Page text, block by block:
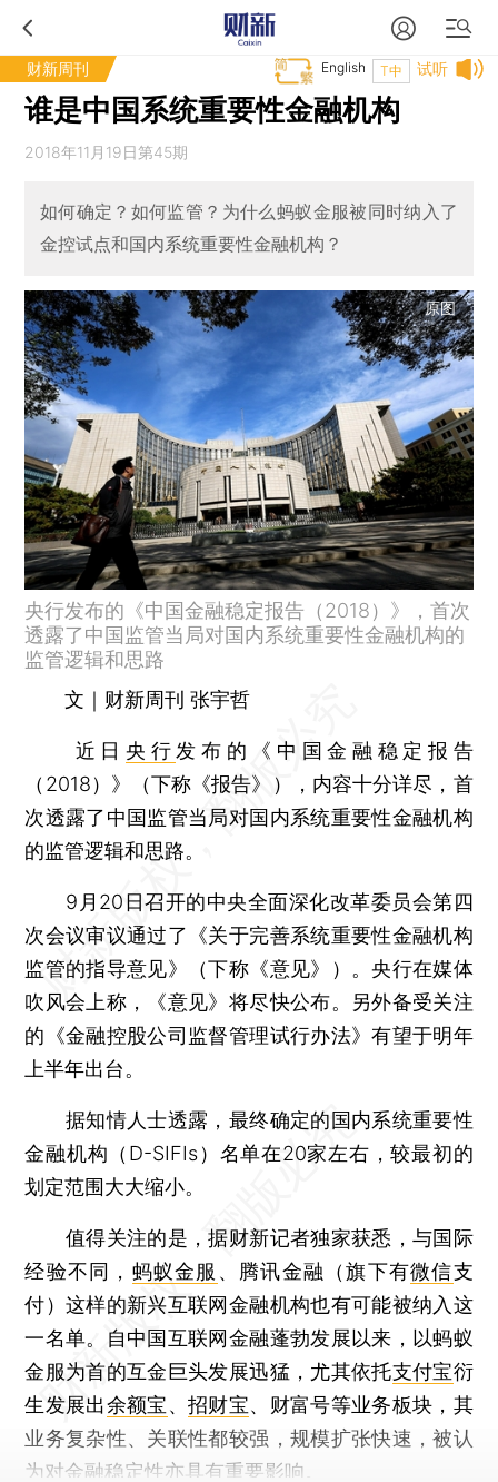
财新周刊 试听
T中
English
谁是中国系统重要性金融机构
2018年11月19日第45期
如何确定？如何监管？为什么蚂蚁金服被同时纳入了
金控试点和国内系统重要性金融机构？
原图
央行发布的《中国金融稳定报告（2018）》，首次
透露了中国监管当局对国内系统重要性金融机构的
监管逻辑和思路
文｜财新周刊 张宇哲
近日央行 发布的《中国金融稳定报告
（2018）》（下称《报告》），内容十分详尽，首
次透露了中国监管当局对国内系统重要性金融机构
的监管逻辑和思路。
9月20日召开的中央全面深化改革委员会第四
次会议审议通过了《关于完善系统重要性金融机构
监管的指导意见》（下称《意见》）。央行在媒体
吹风会上称，《意见》将尽快公布。另外备受关注
的《金融控股公司监督管理试行办法》有望于明年
上半年出台。
据知情人士透露，最终确定的国内系统重要性
金融机构（D-SIFIs）名单在20家左右，较最初的
划定范围大大缩小。
值得关注的是，据财新记者独家获悉，与国际
经验不同， 蚂蚁金服 、腾讯金融（旗下有微信支
付）这样的新兴互联网金融机构也有可能被纳入这
一名单。自中国互联网金融蓬勃发展以来，以蚂蚁
金服为首的互金巨头发展迅猛，尤其依托支付宝衍
生发展出余额宝、招财宝、财富号等业务板块，其
业务复杂性、关联性都较强，规模扩张快速，被认
为对金融稳定性亦具有重要影响。